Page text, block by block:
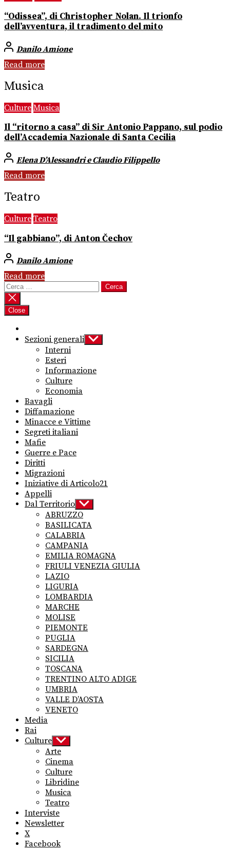
“Odissea”, di Christopher Nolan. Il trionfo
dell’avventura, il tradimento del mito
Danilo Amione
Read more
Musica
Culture Musica
Il “ritorno a casa” di Sir Antonio Pappano, sul podio
dell’Accademia Nazionale di Santa Cecilia
Elena D’Alessandri e Claudio Filippello
Read more
Teatro
Culture Teatro
“Il gabbiano”, di Anton Čechov
Danilo Amione
Read more
Ricerca
per:
Close
Sezioni generali Show
sub
Interni
Esteri
Informazione
Culture
Economia
Bavagli
Diffamazione
Minacce e Vittime
Segreti italiani
Mafie
Guerre e Pace
Diritti
Migrazioni
Iniziative di Articolo21
Appelli
Dal Territorio Show
sub
menu
ABRUZZO
BASILICATA
CALABRIA
CAMPANIA
EMILIA ROMAGNA
FRIULI VENEZIA GIULIA
LAZIO
LIGURIA
LOMBARDIA
MARCHE
MOLISE
PIEMONTE
PUGLIA
SARDEGNA
SICILIA
TOSCANA
TRENTINO ALTO ADIGE
UMBRIA
VALLE D’AOSTA
VENETO
Media
Rai
Culture Show
sub
menu
Arte
Cinema
Culture
Libridine
Musica
Teatro
Interviste
Newsletter
X
Facebook